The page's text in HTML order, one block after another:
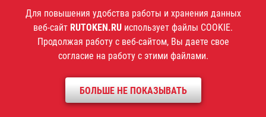
Для повышения удобства работы и хранения данных
веб-сайт RUTOKEN.RU использует файлы COOKIE.
Продолжая работу с веб-сайтом, Вы даете свое
согласие на работу с этими файлами.
БОЛЬШЕ НЕ ПОКАЗЫВАТЬ